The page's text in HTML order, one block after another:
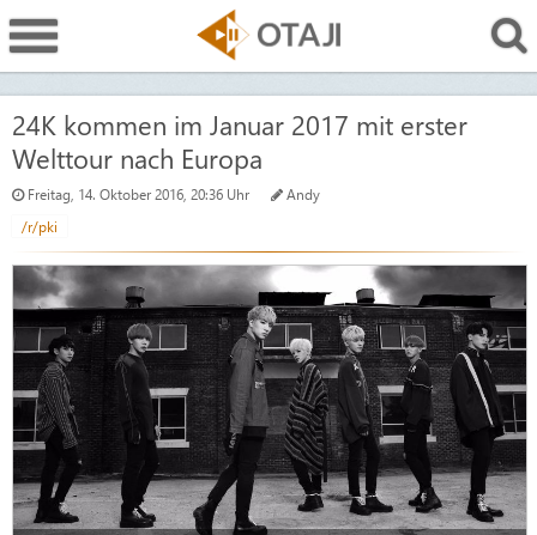
24K kommen im Januar 2017 mit erster
Welttour nach Europa
Freitag, 14. Oktober 2016, 20:36 Uhr
Andy
/r/pki